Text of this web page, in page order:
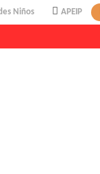
Niños APEIP